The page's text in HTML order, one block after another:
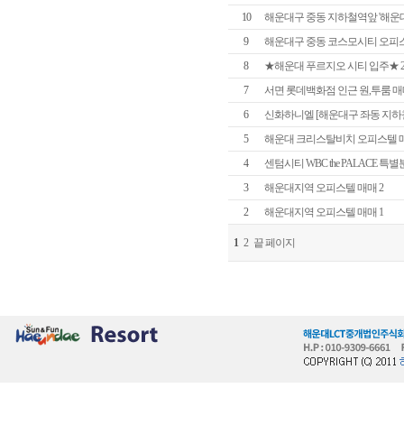
10
해운대구 중동 지하철역앞 '해운
9
해운대구 중동 코스모시티 오피
8
★해운대 푸르지오 시티 입주★
7
서면 롯데백화점 인근 원,투룸
6
신화하니엘 [해운대구 좌동 지하
5
해운대 크리스탈비치 오피스텔
4
센텀시티 WBC the PALACE 특별
3
해운대지역 오피스텔 매매 2
2
해운대지역 오피스텔 매매 1
1 2 끝 페이지